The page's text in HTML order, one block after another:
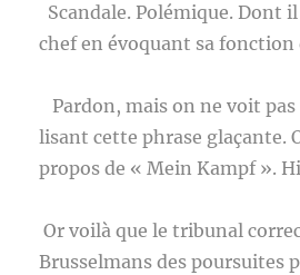
Scandale. Polémique. Dont
chef en évoquant sa fonction
Pardon, mais on ne voit
lisant cette phrase glaçante.
propos de « Mein Kampf ».
Or voilà que le tribunal
Brusselmans des poursuites